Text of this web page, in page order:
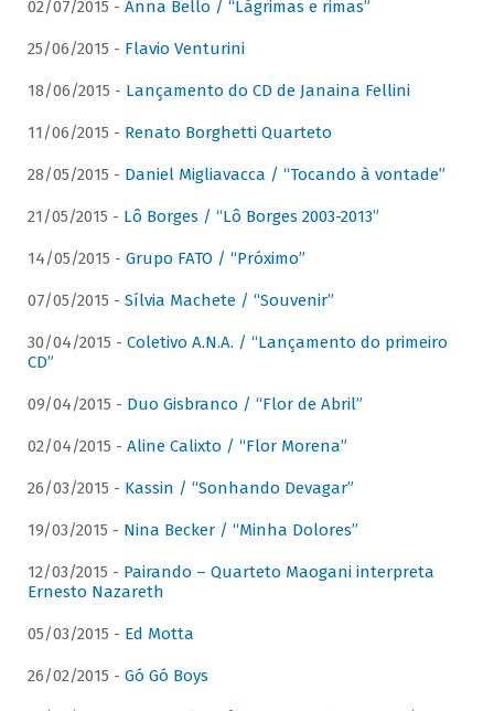
02/07/2015 - Anna Bello / “Lágrimas e rimas”
25/06/2015 - Flavio Venturini
18/06/2015 - Lançamento do CD de Janaina Fellini
11/06/2015 - Renato Borghetti Quarteto
28/05/2015 - Daniel Migliavacca / “Tocando à vontade”
21/05/2015 - Lô Borges / “Lô Borges 2003-2013”
14/05/2015 - Grupo FATO / “Próximo”
07/05/2015 - Sílvia Machete / “Souvenir”
30/04/2015 - Coletivo A.N.A. / “Lançamento do primeiro
CD”
09/04/2015 - Duo Gisbranco / “Flor de Abril”
02/04/2015 - Aline Calixto / “Flor Morena”
26/03/2015 - Kassin / “Sonhando Devagar”
19/03/2015 - Nina Becker / “Minha Dolores”
12/03/2015 - Pairando – Quarteto Maogani interpreta
Ernesto Nazareth
05/03/2015 - Ed Motta
26/02/2015 - Gó Gó Boys